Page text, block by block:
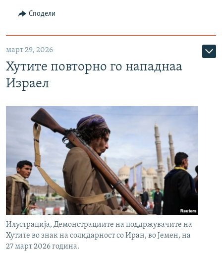
Сподели
март 29, 2026
Хутите повторно го нападнаа
Израел
Илустрација, Демонстрациите на поддржувачите на
Хутите во знак на солидарност со Иран, во Јемен, на
27 март 2026 година.